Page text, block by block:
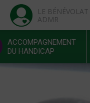
LE BÉNÉVOLAT
ADMR
ACCOMPAGNEMENT
DU HANDICAP